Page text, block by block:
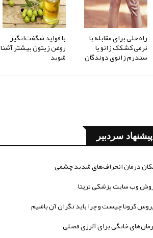
راه حلی برای مقابله با
نرمی کشکک زانو یا
سندرم زانوی دوندگان
با فواید شگفت‌انگیز
روغن زیتون بیشتر آشنا
شوید
پیشنهاد سردبیر
درمان انحراف‌های شدید چشمی
وب سایت پزشکی تریتا
کرونا چیست و چرا باید نگران آن باشیم
خانگی برای آلرژی فصلی